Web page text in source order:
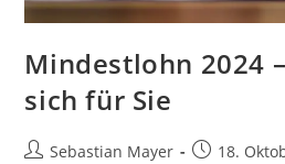
Mindestlohn 2024
sich für Sie
Sebastian Mayer 18.